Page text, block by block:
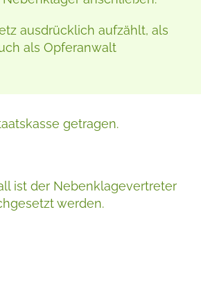
ausdrücklich aufzählt, als
als Opferanwalt
getragen.
ist der Nebenklagevertreter
werden.